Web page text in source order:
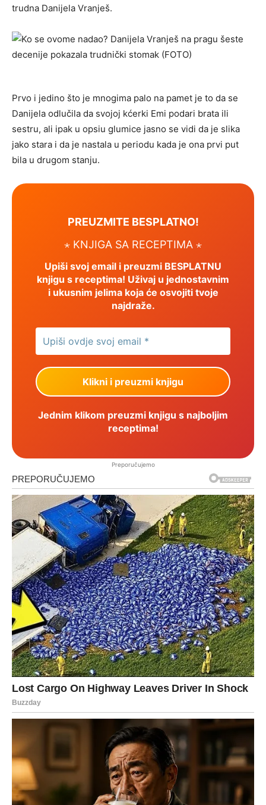
trudna Danijela Vranješ.
Prvo i jedino što je mnogima palo na pamet je to da se
Danijela odlučila da svojoj kćerki Emi podari brata ili
sestru, ali ipak u opsiu glumice jasno se vidi da je slika
jako stara i da je nastala u periodu kada je ona prvi put
bila u drugom stanju.
PREUZMITE BESPLATNO!
⋆ KNJIGA SA RECEPTIMA ⋆
Upiši svoj email i preuzmi BESPLATNU
knjigu s receptima! Uživaj u jednostavnim
i ukusnim jelima koja će osvojiti tvoje
najdraže.
Jednim klikom preuzmi knjigu s najboljim
receptima!
Preporučujemo